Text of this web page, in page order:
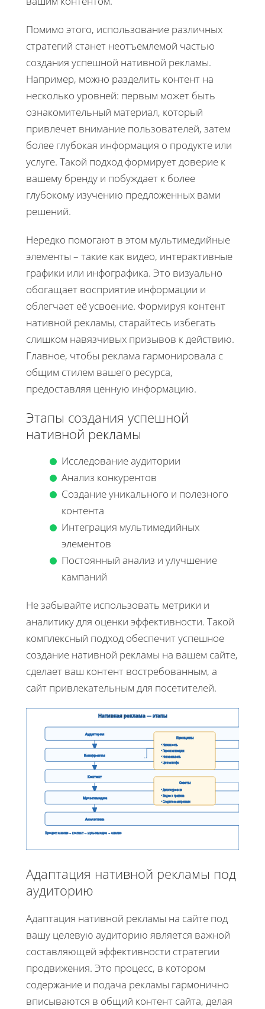
Помимо этого, использование различных
стратегий станет неотъемлемой частью
создания успешной нативной рекламы.
Например, можно разделить контент на
несколько уровней: первым может быть
ознакомительный материал, который
привлечет внимание пользователей, затем
более глубокая информация о продукте или
услуге. Такой подход формирует доверие к
вашему бренду и побуждает к более
глубокому изучению предложенных вами
решений.
Нередко помогают в этом мультимедийные
элементы – такие как видео, интерактивные
графики или инфографика. Это визуально
обогащает восприятие информации и
облегчает её усвоение. Формируя контент
нативной рекламы, старайтесь избегать
слишком навязчивых призывов к действию.
Главное, чтобы реклама гармонировала с
общим стилем вашего ресурса,
предоставляя ценную информацию.
Этапы создания успешной
нативной рекламы
Исследование аудитории
Анализ конкурентов
Создание уникального и полезного
контента
Интеграция мультимедийных
элементов
Постоянный анализ и улучшение
кампаний
Не забывайте использовать метрики и
аналитику для оценки эффективности. Такой
комплексный подход обеспечит успешное
создание нативной рекламы на вашем сайте,
сделает ваш контент востребованным, а
сайт привлекательным для посетителей.
Нативная реклама — этапы
Аудитория
Конкуренты
Контент
Мультимедиа
Аналитика
Принципы
• Нативность
• Персонализация
• Не навязывать
• Ценная инфо
Советы
• Делите уровни
• Видео и графика
• Следите за метриками
Процесс: анализ → контент → мультимедиа → анализ
Адаптация нативной рекламы под
аудиторию
Адаптация нативной рекламы на сайте под
вашу целевую аудиторию является важной
составляющей эффективности стратегии
продвижения. Это процесс, в котором
содержание и подача рекламы гармонично
вписываются в общий контент сайта, делая